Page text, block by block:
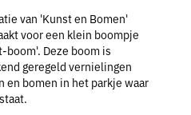
van 'Kunst en Bomen'
voor een klein boompje
Deze boom is
geregeld vernielingen
en bomen in het parkje waar